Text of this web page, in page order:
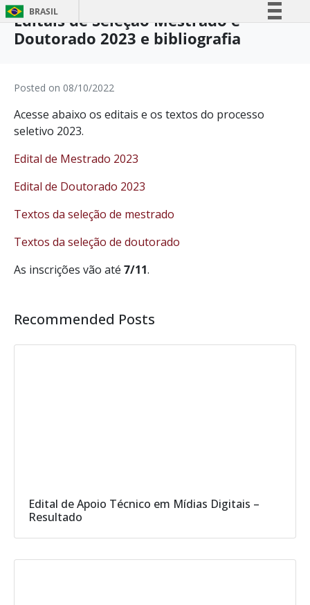
BRASIL
Simplifique!
Legislação
Editais de Seleção Mestrado e
Doutorado 2023 e bibliografia
Posted on 08/10/2022
Acesse abaixo os editais e os textos do processo
seletivo 2023.
Edital de Mestrado 2023
Edital de Doutorado 2023
Textos da seleção de mestrado
Textos da seleção de doutorado
As inscrições vão até 7/11.
Recommended Posts
Edital de Apoio Técnico em Mídias Digitais –
Resultado